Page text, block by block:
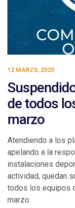
12 MARZO, 2020
de todos
marzo
Atendiendo a los
apelando a la
instalaciones
actividad, quedan
todos los equipos
marzo.